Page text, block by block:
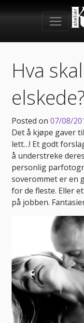
Hva
elskede?
Posted on 07/08/
Det å kjøpe gaver
lett…! Et godt
å understreke
personlig
soverommet er en
for de fleste. Eller
på jobben.